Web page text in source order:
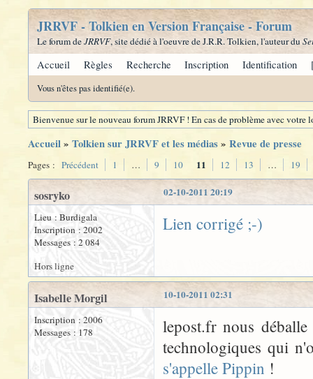
JRRVF - Tolkien en Version Française - Forum
Le forum deJRRVF, site dédié à l'oeuvre de J.R.R. Tolkien, l'auteur du
Accueil Règles Recherche Inscription Identification
Vous n'êtes pas identifié(e).
Bienvenue sur le nouveau forum JRRVF ! En cas de problème avec
Accueil» Tolkien sur JRRVF et les médias» Revue de presse
Pages : Précédent 1 … 9 10 11 12 13 … 19
02-10-2011 20:19
sosryko
Lieu : Burdigala
Inscription : 2002
Messages : 2 084
Lien corrigé ;-)
Hors ligne
10-10-2011 02:31
Isabelle Morgil
Inscription : 2006
Messages : 178
lepost.fr nous
technologiques qui
s'appelle Pippin !